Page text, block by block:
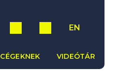
EN
CÉGEKNEK VIDEÓTÁR